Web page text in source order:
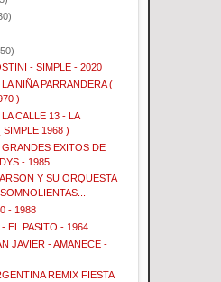
- SIMPLE - 2020
NIÑA PARRANDERA (
)
CALLE 13 - LA
SIMPLE 1968 )
EXITOS DE
- 1985
Y SU ORQUESTA
- 1988
EL PASITO - 1964
JAVIER - AMANECE -
REMIX FIESTA